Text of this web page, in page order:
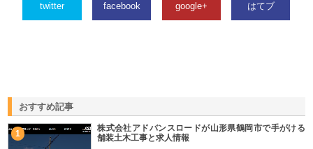
twitter facebook google+ はてブ
おすすめ記事
1
株式会社アドバンスロードが山形県鶴岡市で手がける
舗装土木工事と求人情報